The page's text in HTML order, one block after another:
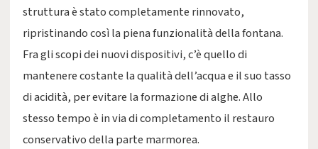
struttura è stato completamente rinnovato,
ripristinando così la piena funzionalità della fontana.
Fra gli scopi dei nuovi dispositivi, c’è quello di
mantenere costante la qualità dell’acqua e il suo tasso
di acidità, per evitare la formazione di alghe. Allo
stesso tempo è in via di completamento il restauro
conservativo della parte marmorea.